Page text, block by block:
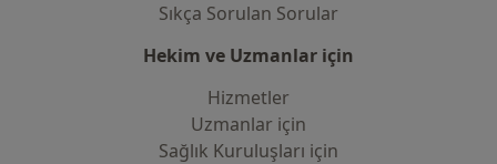
Sıkça Sorulan Sorular
Hekim ve Uzmanlar için
Hizmetler
Uzmanlar için
Sağlık Kuruluşları için